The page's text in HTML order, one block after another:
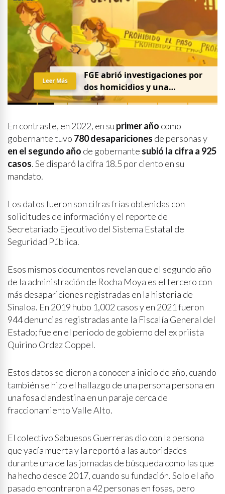
FGE abrió investigaciones por
dos homicidios y una
desaparición el 7 de agosto
Leer Más
En contraste, en 2022, en su primer año como
gobernante tuvo 780 desapariciones de personas y
en el segundo año de gobernante subió la cifra a 925
casos. Se disparó la cifra 18.5 por ciento en su
mandato.
Los datos fueron son cifras frías obtenidas con
solicitudes de información y el reporte del
Secretariado Ejecutivo del Sistema Estatal de
Seguridad Pública.
Esos mismos documentos revelan que el segundo año
de la administración de Rocha Moya es el tercero con
más desapariciones registradas en la historia de
Sinaloa. En 2019 hubo 1,002 casos y en 2021 fueron
944 denuncias registradas ante la Fiscalía General del
Estado; fue en el periodo de gobierno del ex priista
Quirino Ordaz Coppel.
Estos datos se dieron a conocer a inicio de año, cuando
también se hizo el hallazgo de una persona persona en
una fosa clandestina en un paraje cerca del
fraccionamiento Valle Alto.
El colectivo Sabuesos Guerreras dio con la persona
que yacía muerta y la reportó a las autoridades
durante una de las jornadas de búsqueda como las que
ha hecho desde 2017, cuando su fundación. Solo el año
pasado encontraron a 42 personas en fosas, pero